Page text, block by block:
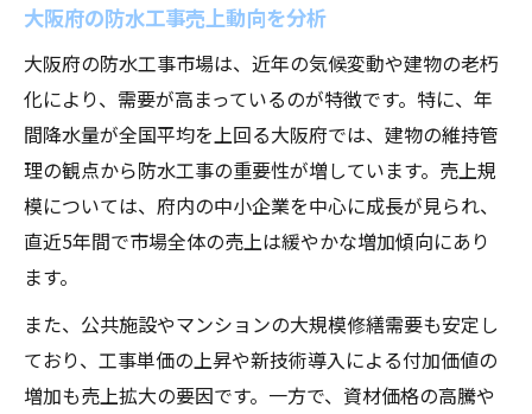
大阪府の防水工事売上動向を分析
大阪府の防水工事市場は、近年の気候変動や建物の老朽
化により、需要が高まっているのが特徴です。特に、年
間降水量が全国平均を上回る大阪府では、建物の維持管
理の観点から防水工事の重要性が増しています。売上規
模については、府内の中小企業を中心に成長が見られ、
直近5年間で市場全体の売上は緩やかな増加傾向にあり
ます。
また、公共施設やマンションの大規模修繕需要も安定し
ており、工事単価の上昇や新技術導入による付加価値の
増加も売上拡大の要因です。一方で、資材価格の高騰や